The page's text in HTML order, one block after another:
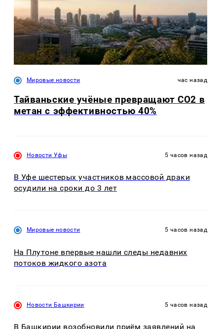
Мировые новости час назад
Тайваньские учёные превращают CO2 в
метан с эффективностью 40%
Новости Уфы 5 часов назад
В Уфе шестерых участников массовой драки
осудили на сроки до 3 лет
Мировые новости 5 часов назад
На Плутоне впервые нашли следы недавних
потоков жидкого азота
Новости Башкирии 5 часов назад
В Башкирии возобновили приём заявлений на